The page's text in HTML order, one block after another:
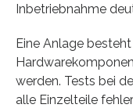
Inbetriebnahme
Eine Anlage
werden. Tests bei
alle Einzelteile